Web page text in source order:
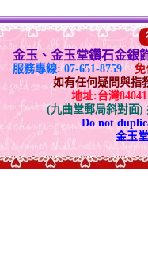
金玉、金玉堂鑽石金銀
服務專線: 07-651-8759
免
如有任何疑問與指
地址:台灣
(九曲堂郵局斜對面)
Do not
金玉